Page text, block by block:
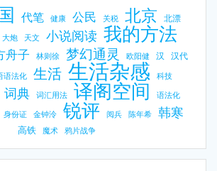
代笔 健康 公民 关税 北京 北漂
大炮 天文 小说阅读 我的方法
舟子 林则徐 梦幻通灵 欧阳健 汉 汉代
语法化 生活 生活杂感 科技
词典 词汇用法 译阁空间 语法化
身份证 金钟泠 锐评 阅兵 陈年希 韩寒
高铁 魔术 鸦片战争